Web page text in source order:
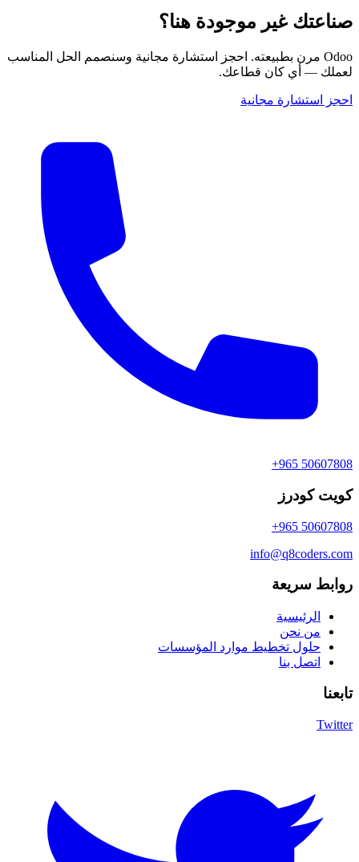
صناعتك غير موجودة هنا؟
Odoo مرن بطبيعته. احجز استشارة مجانية وسنصمم الحل المناسب
لعملك — أي كان قطاعك.
احجز استشارة مجانية
+965 50607808
كويت كودرز
+965 50607808
info@q8coders.com
روابط سريعة
الرئيسية
من نحن
حلول تخطيط موارد المؤسسات
اتصل بنا
تابعنا
Twitter